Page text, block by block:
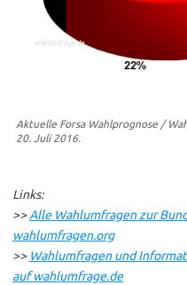
Aktuelle Forsa Wahlprognose /
20. Juli 2016.
Links:
>>Alle Wahlumfragen zur
wahlumfragen.org
>> Wahlumfragen und
auf wahlumfrage.de